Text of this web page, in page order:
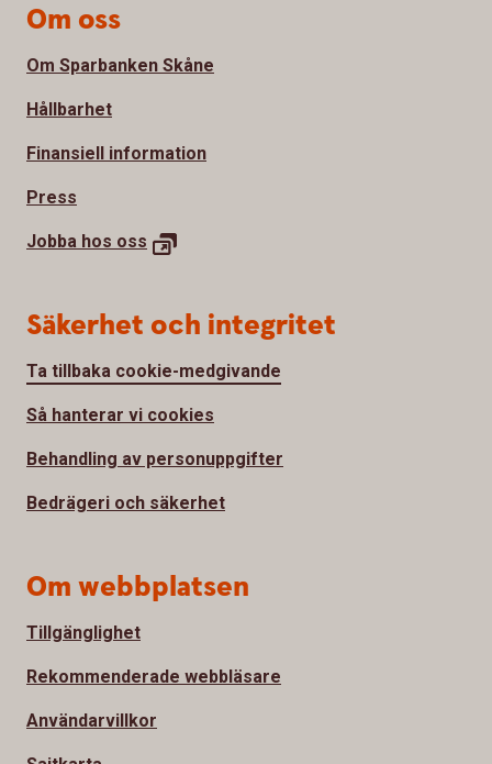
Om oss
Om Sparbanken Skåne
Hållbarhet
Finansiell information
Press
Jobba hos oss
Säkerhet och integritet
Ta tillbaka cookie-medgivande
Så hanterar vi cookies
Behandling av personuppgifter
Bedrägeri och säkerhet
Om webbplatsen
Tillgänglighet
Rekommenderade webbläsare
Användarvillkor